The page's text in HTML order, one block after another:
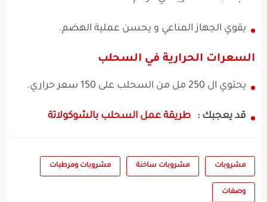
يقوي الجهاز المناعي و يحسن عملية الهضم.
السعرات الحرارية في السحلب
يحتوي ال 250 مل من السحلب على 150 سعر حراري.
قد يعجبك : طريقة عمل السحلب بالشوكولاتة
مشروبات مشروبات ساخنة مشروبات ومرطبات
وصفات